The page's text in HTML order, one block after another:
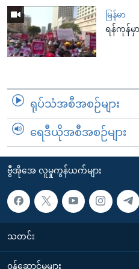
မြန်မာ
ရန်ကုန်မှ
ရုပ်သံအစီအစဉ်များ
ရေဒီယိုအစီအစဉ်များ
ဗွီအိုအေ လူမှုကွန်ယက်များ
သတင်း
၀န်ဆောင်မှုများ